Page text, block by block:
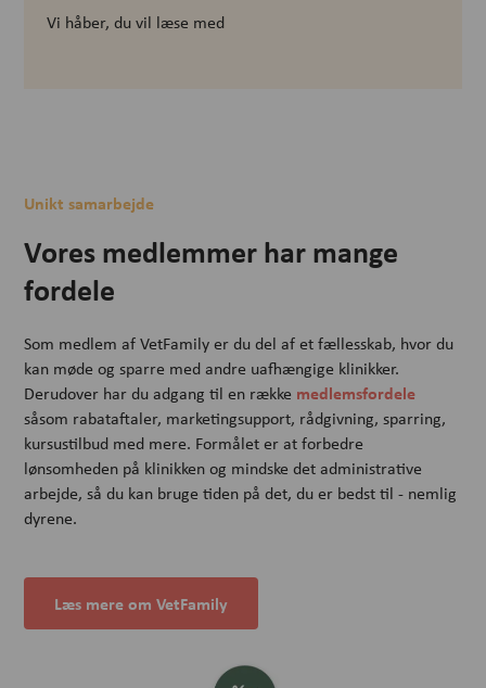
Vi håber, du vil læse med
Unikt samarbejde
Vores medlemmer har mange
fordele
Som medlem af VetFamily er du del af et fællesskab, hvor du
kan møde og sparre med andre uafhængige klinikker.
Derudover har du adgang til en række medlemsfordele
såsom rabataftaler, marketingsupport, rådgivning, sparring,
kursustilbud med mere. Formålet er at forbedre
lønsomheden på klinikken og mindske det administrative
arbejde, så du kan bruge tiden på det, du er bedst til - nemlig
dyrene.
Læs mere om VetFamily